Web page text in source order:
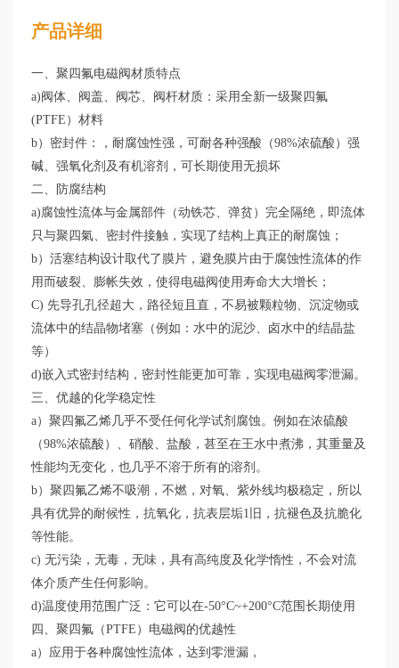
产品详细
一、聚四氟电磁阀材质特点
a)阀体、阀盖、阀芯、阀杆材质：采用全新一级聚四氟
(PTFE）材料
b）密封件：，耐腐蚀性强，可耐各种强酸（98%浓硫酸）强
碱、强氧化剂及有机溶剂，可长期使用无损坏
二、防腐结构
a)腐蚀性流体与金属部件（动铁芯、弹贫）完全隔绝，即流体
只与聚四氣、密封件接触，实现了结构上真正的耐腐蚀；
b）活塞结构设计取代了膜片，避免膜片由于腐蚀性流体的作
用而破裂、膨帐失效，使得电磁阀使用寿命大大增长；
C) 先导孔孔径超大，路径短且直，不易被颗粒物、沉淀物或
流体中的结晶物堵塞（例如：水中的泥沙、卤水中的结晶盐
等）
d)嵌入式密封结构，密封性能更加可靠，实现电磁阀零泄漏。
三、优越的化学稳定性
a）聚四氟乙烯几乎不受任何化学试剂腐蚀。例如在浓硫酸
（98%浓硫酸）、硝酸、盐酸，甚至在王水中煮沸，其重量及
性能均无变化，也几乎不溶于所有的溶剂。
b）聚四氟乙烯不吸潮，不燃，对氧、紫外线均极稳定，所以
具有优异的耐候性，抗氧化，抗表层垢1旧，抗褪色及抗脆化
等性能。
c) 无污染，无毒，无味，具有高纯度及化学惰性，不会对流
体介质产生任何影响。
d)温度使用范围广泛：它可以在-50°C~+200°C范围长期使用
四、聚四氟（PTFE）电磁阀的优越性
a）应用于各种腐蚀性流体，达到零泄漏，